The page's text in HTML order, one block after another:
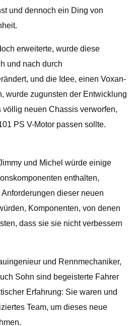
und dennoch ein Ding von
erweiterte, wurde diese
und nach durch
und die Idee, einen Voxan-
wurde zugunsten der Entwicklung
völlig neuen Chassis verworfen,
PS V-Motor passen sollte.
und Michel würde einige
enthalten,
dieser neuen
Komponenten, von denen
dass sie sie nicht verbessern
und Rennmechaniker,
Sohn sind begeisterte Fahrer
Erfahrung: Sie waren und
Team, um dieses neue